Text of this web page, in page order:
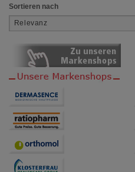
Sortieren nach